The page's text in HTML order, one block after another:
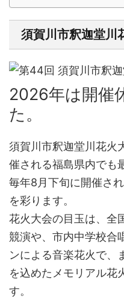
須賀川市釈迦堂川
2026年は開催
た。
須賀川市釈迦堂川花火
催される福島県内でも
毎年8月下旬に開催さ
を彩ります。
花火大会の目玉は、全
競演や、市内中学校合
ンによる音楽花火で、
を込めたメモリアル花
す。